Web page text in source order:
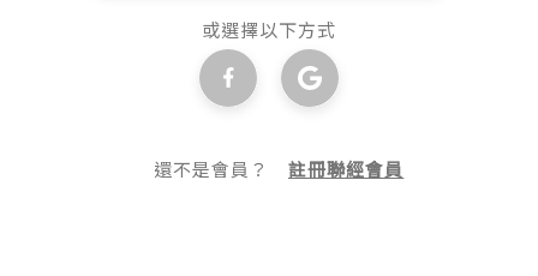
或選擇以下方式
還不是會員？註冊聯經會員